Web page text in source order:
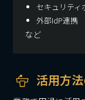
セキュリティ
外部IdP連携
など
活用方